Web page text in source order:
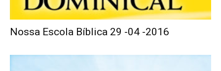
Nossa Escola Bíblica 29 -04 -2016